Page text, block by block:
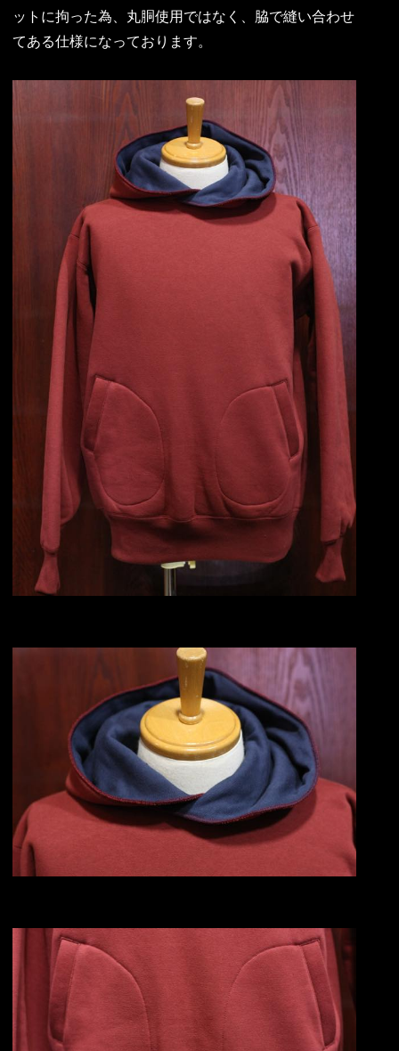
ットに拘った為、丸胴使用ではなく、脇で縫い合わせ
てある仕様になっております。